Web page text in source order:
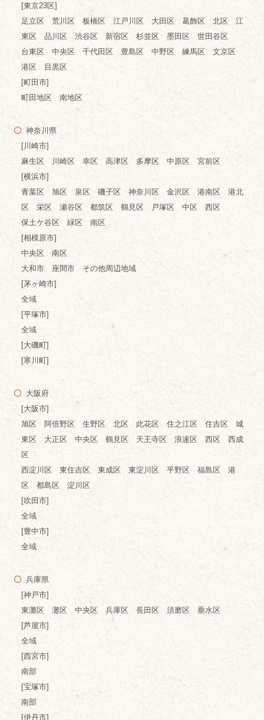
[東京23区]
足立区 荒川区 板橋区 江戸川区 大田区 葛飾区 北区 江
東区 品川区 渋谷区 新宿区 杉並区 墨田区 世田谷区
台東区 中央区 千代田区 豊島区 中野区 練馬区 文京区
港区 目黒区
[町田市]
町田地区 南地区
神奈川県
[川崎市]
麻生区 川崎区 幸区 高津区 多摩区 中原区 宮前区
[横浜市]
青葉区 旭区 泉区 磯子区 神奈川区 金沢区 港南区 港北
区 栄区 瀬谷区 都筑区 鶴見区 戸塚区 中区 西区
保土ケ谷区 緑区 南区
[相模原市]
中央区 南区
大和市 座間市 その他周辺地域
[茅ヶ崎市]
全域
[平塚市]
全域
[大磯町]
[寒川町]
大阪府
[大阪市]
旭区 阿倍野区 生野区 北区 此花区 住之江区 住吉区 城
東区 大正区 中央区 鶴見区 天王寺区 浪速区 西区 西成
区
西淀川区 東住吉区 東成区 東淀川区 平野区 福島区 港
区 都島区 淀川区
[吹田市]
全域
[豊中市]
全域
兵庫県
[神戸市]
東灘区 灘区 中央区 兵庫区 長田区 須磨区 垂水区
[芦屋市]
全域
[西宮市]
南部
[宝塚市]
南部
[伊丹市]